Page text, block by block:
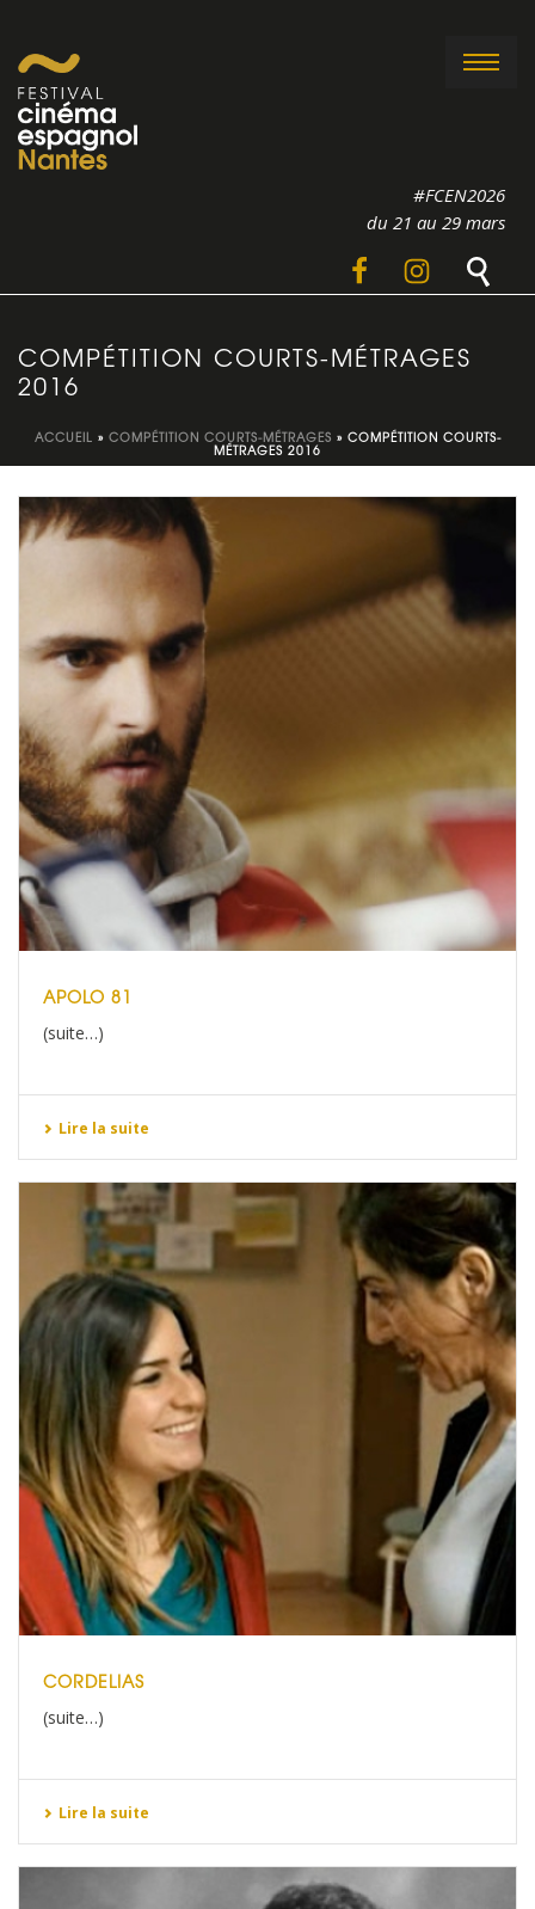
#FCEN2026
du 21 au 29 mars
COMPÉTITION COURTS-MÉTRAGES
2016
ACCUEIL » COMPÉTITION COURTS-MÉTRAGES » COMPÉTITION COURTS-
MÉTRAGES 2016
APOLO 81
(suite…)
Lire la suite
CORDELIAS
(suite…)
Lire la suite